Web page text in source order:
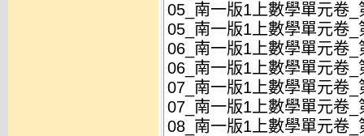
05_南一版1上數學單元卷
05_南一版1上數學單元卷
06_南一版1上數學單元卷
06_南一版1上數學單元卷
07_南一版1上數學單元卷
07_南一版1上數學單元卷
08_南一版1上數學單元卷